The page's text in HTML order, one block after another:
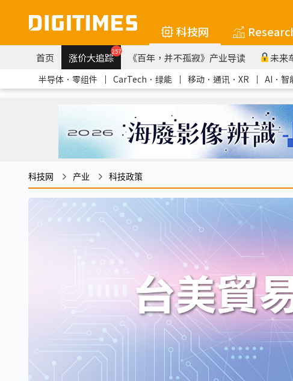
科技网
首页 涨价大追踪257 《百年，并不孤寂》产业导读 未来
半导体．零组件 ｜ CarTech．绿能 ｜ 移动．通讯．XR ｜ AI．智
科技网 产业 科技政策